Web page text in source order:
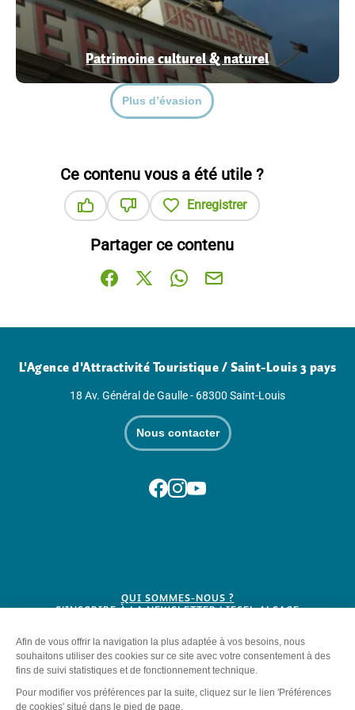
Patrimoine culturel & naturel
Plus d’évasion
Ce contenu vous a été utile ?
Enregistrer
Partager ce contenu
Partager sur Facebook (nouvelle fenêtre)
Partager sur X / Twitter (nouvelle
Partager sur WhatsApp
Partager par mail
L'Agence d'Attractivité Touristique / Saint-Louis 3 pays
18 Av. Général de Gaulle - 68300 Saint-Louis
Nous contacter
Suivez-nous sur Facebook
Suivez-nous sur Instagram
Suivez-nous sur Youtube
QUI SOMMES-NOUS ?
S'INSCRIRE À LA NEWSLETTER LIESEL ALSACE
Plan du site - Mentions légales - Politique de confidentialité -